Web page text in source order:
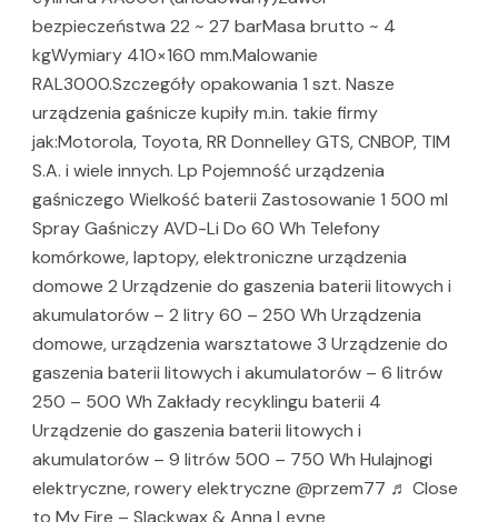
bezpieczeństwa 22 ~ 27 barMasa brutto ~ 4
kgWymiary 410×160 mm.Malowanie
RAL3000.Szczegóły opakowania 1 szt. Nasze
urządzenia gaśnicze kupiły m.in. takie firmy
jak:Motorola, Toyota, RR Donnelley GTS, CNBOP, TIM
S.A. i wiele innych. Lp Pojemność urządzenia
gaśniczego Wielkość baterii Zastosowanie 1 500 ml
Spray Gaśniczy AVD-Li Do 60 Wh Telefony
komórkowe, laptopy, elektroniczne urządzenia
domowe 2 Urządzenie do gaszenia baterii litowych i
akumulatorów – 2 litry 60 – 250 Wh Urządzenia
domowe, urządzenia warsztatowe 3 Urządzenie do
gaszenia baterii litowych i akumulatorów – 6 litrów
250 – 500 Wh Zakłady recyklingu baterii 4
Urządzenie do gaszenia baterii litowych i
akumulatorów – 9 litrów 500 – 750 Wh Hulajnogi
elektryczne, rowery elektryczne @przem77 ♬ Close
to My Fire – Slackwax & Anna Leyne